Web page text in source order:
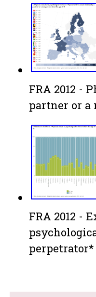
FRA 2012 -
partner or a
FRA 2012 -
perpetrator*